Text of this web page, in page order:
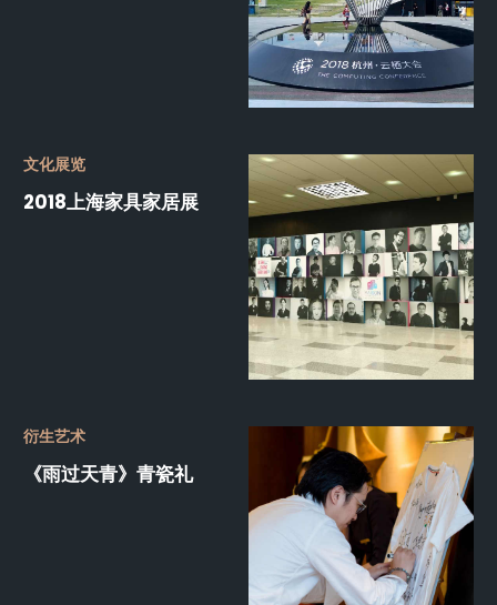
文化展览
2018上海家具家居展
衍生艺术
《雨过天青》青瓷礼